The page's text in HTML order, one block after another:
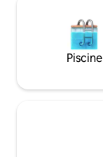
Piscine